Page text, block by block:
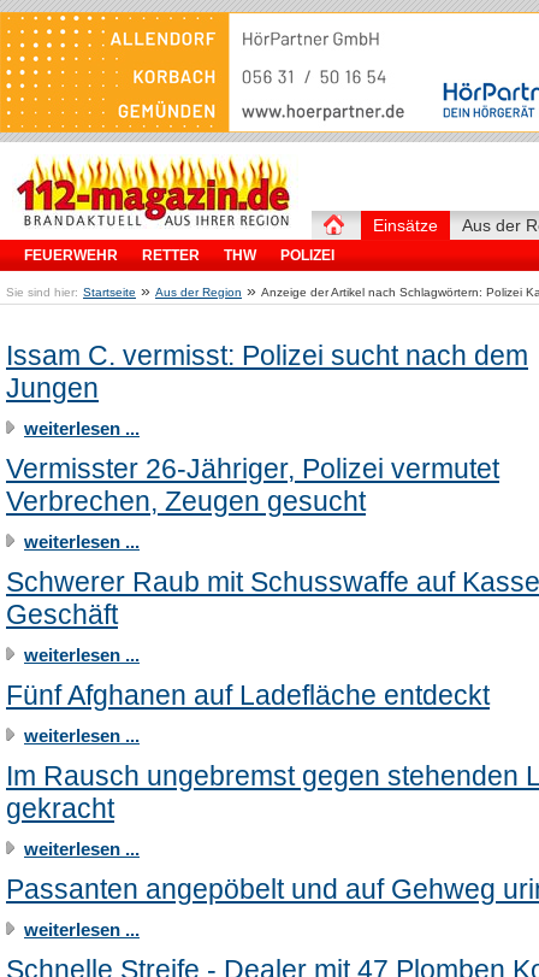
Einsätze
FEUERWEHR RETTER THW POLIZEI
Aus der
Sie sind hier: Startseite » Aus der Region » Anzeige der Artikel nach Schlagwörtern: Polizei
Issam C. vermisst: Polizei sucht nach dem
Jungen
weiterlesen ...
Vermisster 26-Jähriger, Polizei vermutet
Verbrechen, Zeugen gesucht
weiterlesen ...
Schwerer Raub mit Schusswaffe auf
Geschäft
weiterlesen ...
Fünf Afghanen auf Ladefläche entdeckt
weiterlesen ...
Im Rausch ungebremst gegen stehenden
gekracht
weiterlesen ...
Passanten angepöbelt und auf Gehweg
weiterlesen ...
Schnelle Streife - Dealer mit 47 Plomben